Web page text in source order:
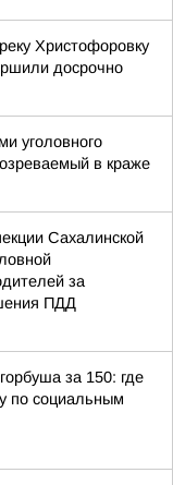
Христофоровку
досрочно
уголовного
в краже
Сахалинской
за
ПДД
за 150: где
по социальным